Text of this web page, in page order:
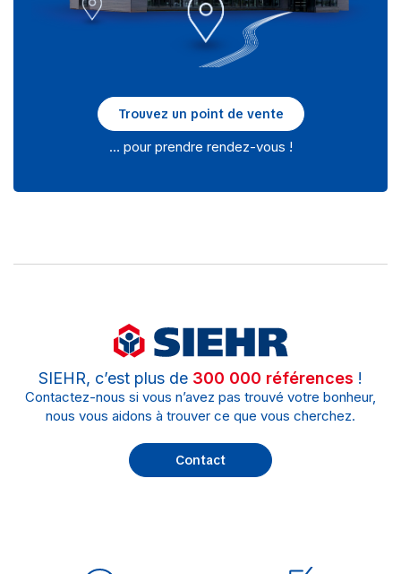
Trouvez un point de vente
… pour prendre rendez-vous !
SIEHR, c’est plus de 300 000 références !
Contactez-nous si vous n’avez pas trouvé votre bonheur,
nous vous aidons à trouver ce que vous cherchez.
Contact